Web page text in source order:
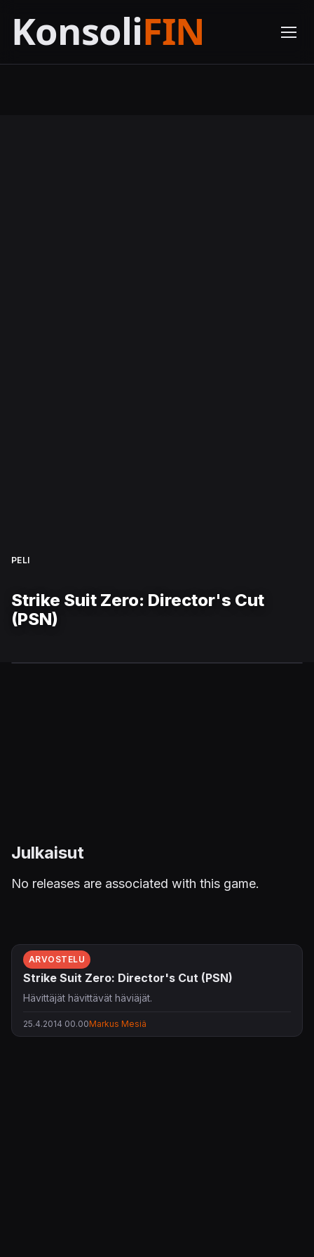
PELI
Strike Suit Zero: Director's Cut
(PSN)
Julkaisut
No releases are associated with this game.
ARVOSTELU
Strike Suit Zero: Director's Cut (PSN)
Hävittäjät hävittävät häviäjät.
25.4.2014 00.00Markus Mesiä